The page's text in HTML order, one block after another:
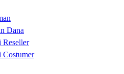
Dana
Reseller
Costumer